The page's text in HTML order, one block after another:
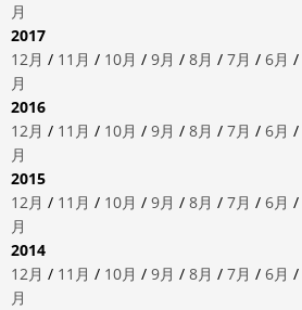
月
2017
12月 / 11月 / 10月 / 9月 / 8月 / 7月 / 6月 /
月
2016
12月 / 11月 / 10月 / 9月 / 8月 / 7月 / 6月 /
月
2015
12月 / 11月 / 10月 / 9月 / 8月 / 7月 / 6月 /
月
2014
12月 / 11月 / 10月 / 9月 / 8月 / 7月 / 6月 /
月